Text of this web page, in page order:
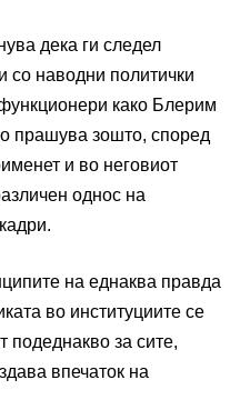
дека ги следел
со наводни политички
како Блерим
прашува зошто, според
и во неговиот
однос на
на еднаква правда
во институциите се
подеднакво за сите,
впечаток на